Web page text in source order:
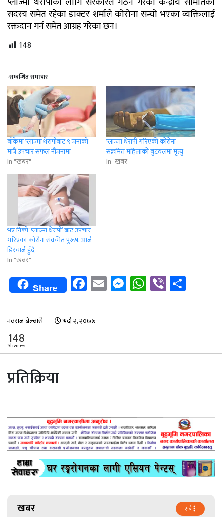
सदस्य समेत रहेका डाक्टर शर्माले कोरोना सन्चो भएका व्यक्तिलाई
रक्तदान गर्न समेत आग्रह गरेका छन।
148
-सम्बन्धित समाचार
बाँकेमा प्लाज्मा थेरापीबाट ९ जनाको
मात्रै उपचार सफल नौजनामा
In "खबर"
प्लाज्मा थेरापी गरिएकी कोरोना
संक्रमित महिलाको बुटवलमा मृत्यु
In "खबर"
भए निको ‘प्लाज्मा थेरापी’ बाट उपचार
गरिएका कोरोना संक्रमित पुरूष, आजै
डिस्चार्ज हुँदै
In "खबर"
Share Facebook
EmailMessenger
WhatsApp
Viber
नवराज बेल्बासे भदौ २, २०७७
148
Shares
प्रतिक्रिया
खबर सबै